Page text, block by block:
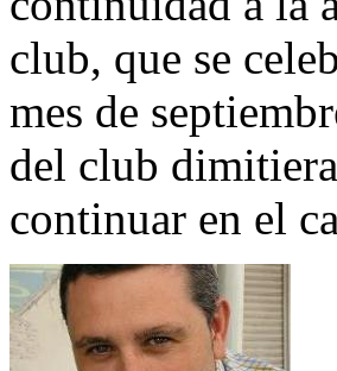
club, que se
mes de
del club
continuar en el